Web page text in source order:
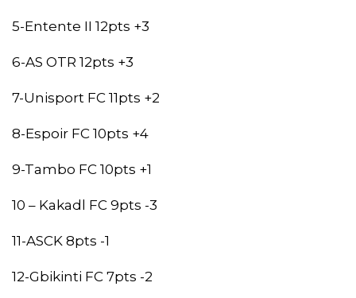
5-Entente II 12pts +3
6-AS OTR 12pts +3
7-Unisport FC 11pts +2
8-Espoir FC 10pts +4
9-Tambo FC 10pts +1
10 – Kakadl FC 9pts -3
11-ASCK 8pts -1
12-Gbikinti FC 7pts -2